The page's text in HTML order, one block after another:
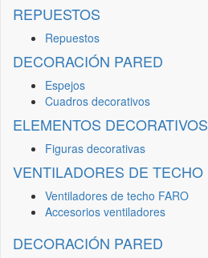
REPUESTOS
Repuestos
DECORACIÓN PARED
Espejos
Cuadros decorativos
ELEMENTOS DECORATIVOS
Figuras decorativas
VENTILADORES DE TECHO
Ventiladores de techo FARO
Accesorios ventiladores
DECORACIÓN PARED